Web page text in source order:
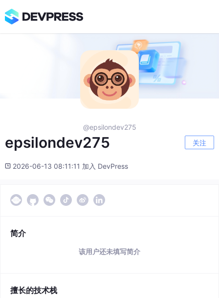
@epsilondev275
epsilondev275 关注
2026-06-13 08:11:11 加入 DevPress
简介
该用户还未填写简介
擅长的技术栈